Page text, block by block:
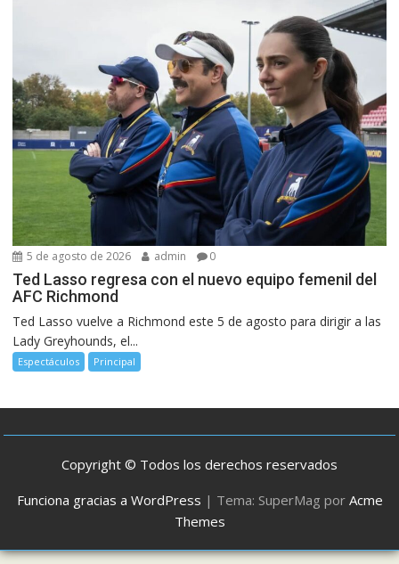
5 de agosto de 2026 admin 0
Ted Lasso regresa con el nuevo equipo femenil del
AFC Richmond
Ted Lasso vuelve a Richmond este 5 de agosto para dirigir a las
Lady Greyhounds, el...
Espectáculos Principal
Copyright © Todos los derechos reservados
Funciona gracias a WordPress | Tema: SuperMag por Acme
Themes